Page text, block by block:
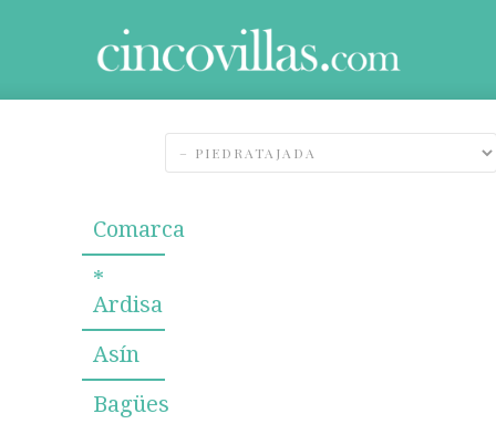
Comarca
*
Ardisa
Asín
Bagües